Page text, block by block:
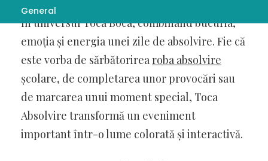
General
Toca Absolvire
în universul Toca Boca, combinând bucuria,
emoția și energia unei zile de absolvire. Fie că
este vorba de sărbătorirearoba absolvire
școlare, de completarea unor provocări sau
de marcarea unui moment special, Toca
Absolvire transformă un eveniment
important într-o lume colorată și interactivă.